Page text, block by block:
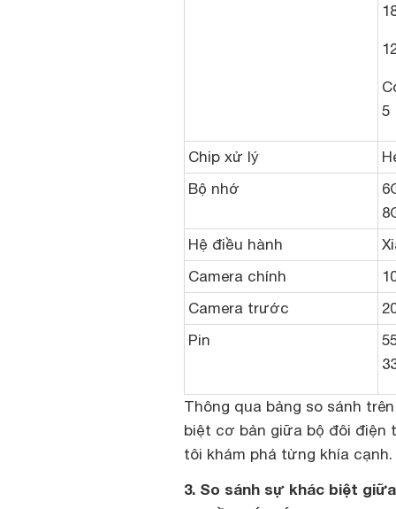
5
Chip xử lý
Bộ nhớ
Hệ điều hành
Camera chính
Camera trước
Pin
Thông qua bảng so sánh
biệt cơ bản giữa bộ đôi điện
tôi khám phá từng khía cạnh.
3. So sánh sự khác biệt